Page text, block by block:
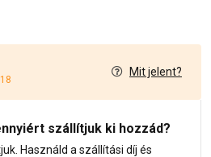
Mit jelent?
szállítjuk ki hozzád?
Használd a szállítási díj és